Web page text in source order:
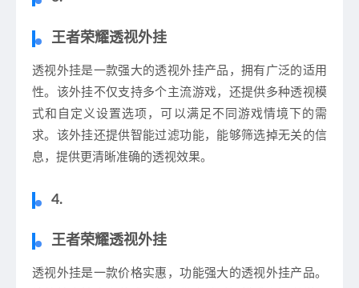
王者荣耀透视外挂
透视外挂是一款强大的透视外挂产品，拥有广泛的适用
性。该外挂不仅支持多个主流游戏，还提供多种透视模
式和自定义设置选项，可以满足不同游戏情境下的需
求。该外挂还提供智能过滤功能，能够筛选掉无关的信
息，提供更清晰准确的透视效果。
4.
王者荣耀透视外挂
透视外挂是一款价格实惠，功能强大的透视外挂产品。